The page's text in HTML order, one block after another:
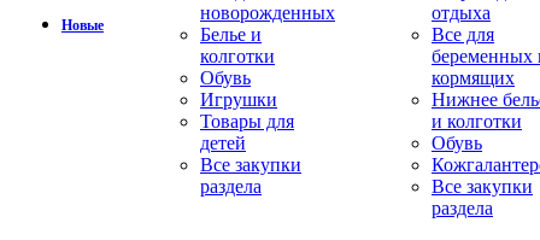
Новые
новорожденных
Белье и
колготки
Обувь
Игрушки
Товары для
детей
Все закупки
раздела
отдыха
Все для
беременных
кормящих
Нижнее
и колготки
Обувь
Все закупки
раздела